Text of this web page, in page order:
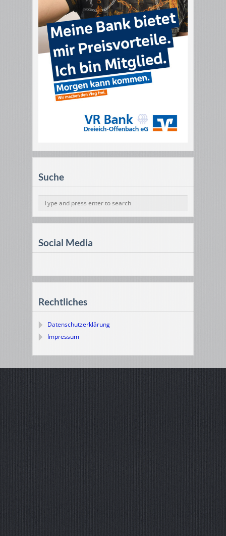
Suche
Social Media
Rechtliches
Datenschutzerklärung
Impressum